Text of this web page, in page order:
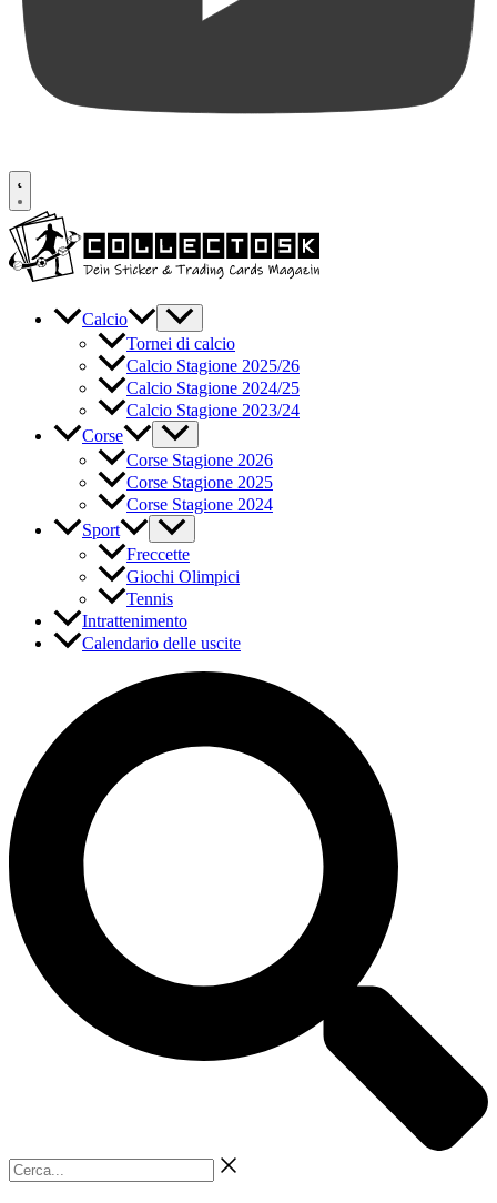
Calcio
Tornei di calcio
Calcio Stagione 2025/26
Calcio Stagione 2024/25
Calcio Stagione 2023/24
Corse
Corse Stagione 2026
Corse Stagione 2025
Corse Stagione 2024
Sport
Freccette
Giochi Olimpici
Tennis
Intrattenimento
Calendario delle uscite
Cerca...